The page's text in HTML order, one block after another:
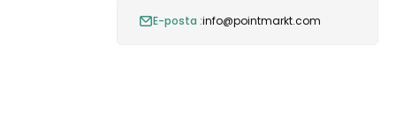
E-posta :info@pointmarkt.com